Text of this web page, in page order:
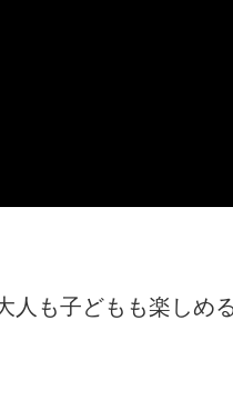
人も子どもも楽しめ